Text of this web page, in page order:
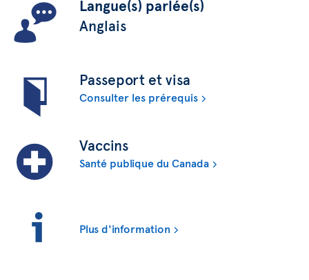
Langue(s) parlée(s)
Anglais
Passeport et visa
Consulter les prérequis
Vaccins
Santé publique du Canada
Plus d'information